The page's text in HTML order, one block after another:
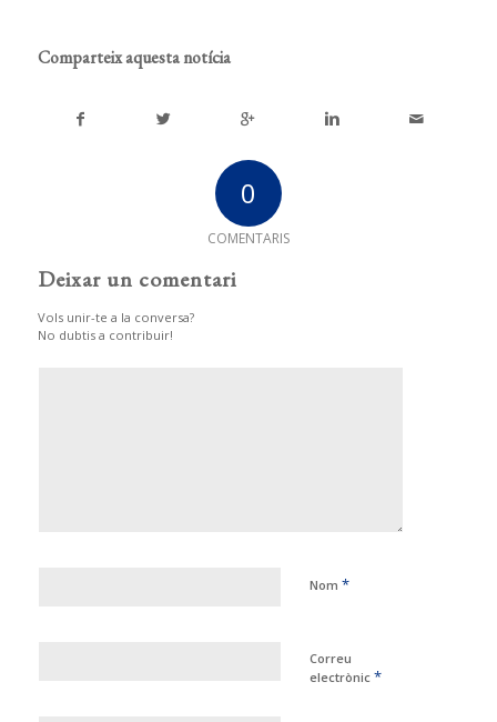
Comparteix aquesta notícia
0
COMENTARIS
Deixar un comentari
Vols unir-te a la conversa?
No dubtis a contribuir!
Nom *
Correu
electrònic *